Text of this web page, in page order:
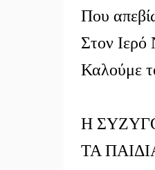
Που
Στον
Καλούμε
Η
ΤΑ